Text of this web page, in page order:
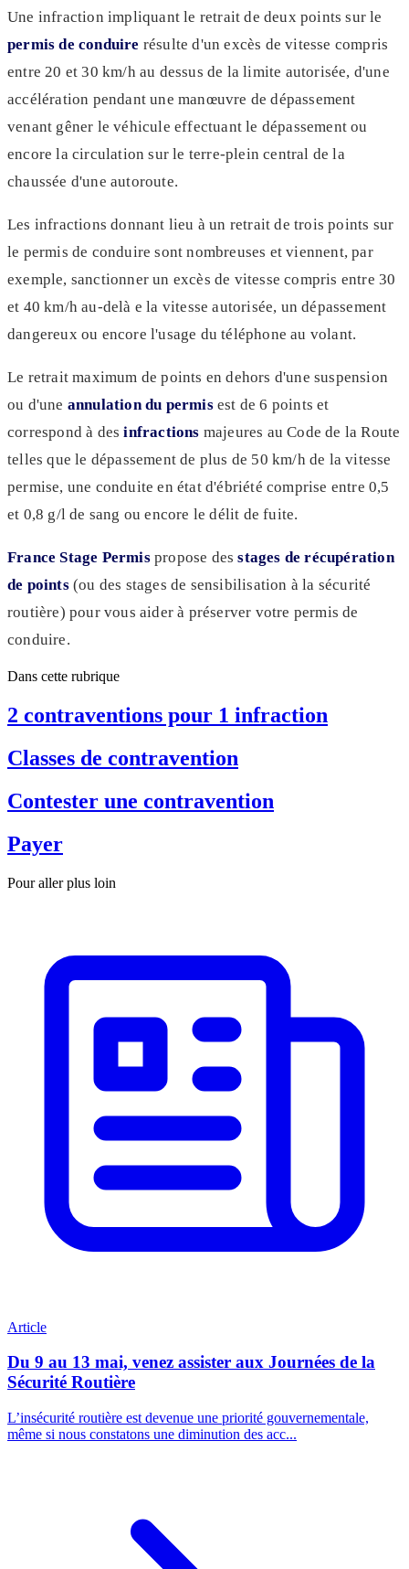
Une infraction impliquant le retrait de deux points sur le
permis de conduire résulte d'un excès de vitesse compris
entre 20 et 30 km/h au dessus de la limite autorisée, d'une
accélération pendant une manœuvre de dépassement
venant gêner le véhicule effectuant le dépassement ou
encore la circulation sur le terre-plein central de la
chaussée d'une autoroute.
Les infractions donnant lieu à un retrait de trois points sur
le permis de conduire sont nombreuses et viennent, par
exemple, sanctionner un excès de vitesse compris entre 30
et 40 km/h au-delà e la vitesse autorisée, un dépassement
dangereux ou encore l'usage du téléphone au volant.
Le retrait maximum de points en dehors d'une suspension
ou d'une annulation du permisest de 6 points et
correspond à desinfractions majeures au Code de la Route
telles que le dépassement de plus de 50 km/h de la vitesse
permise, une conduite en état d'ébriété comprise entre 0,5
et 0,8 g/l de sang ou encore le délit de fuite.
France Stage Permispropose desstages de récupération
de points(ou des stages de sensibilisation à la sécurité
routière) pour vous aider à préserver votre permis de
conduire.
Dans cette rubrique
2 contraventions pour 1 infraction
Classes de contravention
Contester une contravention
Payer
Pour aller plus loin
Article
Du 9 au 13 mai, venez assister aux Journées de la
Sécurité Routière
L’insécurité routière est devenue une priorité gouvernementale,
même si nous constatons une diminution des acc...